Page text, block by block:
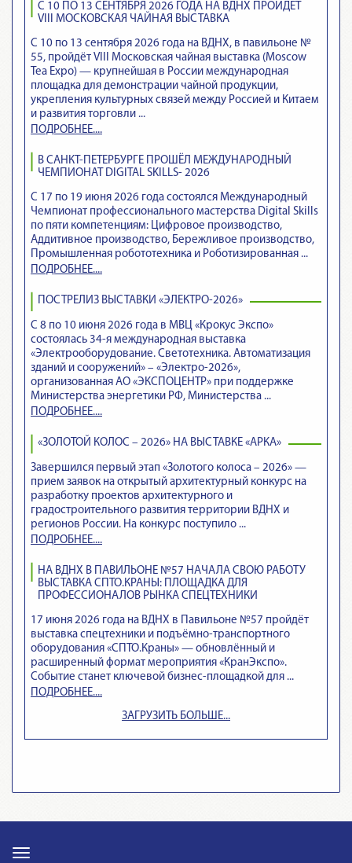
С 10 ПО 13 СЕНТЯБРЯ 2026 ГОДА НА ВДНХ ПРОЙДЁТ
VIII МОСКОВСКАЯ ЧАЙНАЯ ВЫСТАВКА
С 10 по 13 сентября 2026 года на ВДНХ, в павильоне №
55, пройдёт VIII Московская чайная выставка (Moscow
Tea Expo) — крупнейшая в России международная
площадка для демонстрации чайной продукции,
укрепления культурных связей между Россией и Китаем
и развития торговли ...
ПОДРОБНЕЕ....
В САНКТ-ПЕТЕРБУРГЕ ПРОШЁЛ МЕЖДУНАРОДНЫЙ
ЧЕМПИОНАТ DIGITAL SKILLS- 2026
С 17 по 19 июня 2026 года состоялся Международный
Чемпионат профессионального мастерства Digital Skills
по пяти компетенциям: Цифровое производство,
Аддитивное производство, Бережливое производство,
Промышленная робототехника и Роботизированная ...
ПОДРОБНЕЕ....
ПОСТРЕЛИЗ ВЫСТАВКИ «ЭЛЕКТРО-2026»
С 8 по 10 июня 2026 года в МВЦ «Крокус Экспо»
состоялась 34-я международная выставка
«Электрооборудование. Светотехника. Автоматизация
зданий и сооружений» – «Электро-2026»,
организованная АО «ЭКСПОЦЕНТР» при поддержке
Министерства энергетики РФ, Министерства ...
ПОДРОБНЕЕ....
«ЗОЛОТОЙ КОЛОС – 2026» НА ВЫСТАВКЕ «АРКА»
Завершился первый этап «Золотого колоса – 2026» —
прием заявок на открытый архитектурный конкурс на
разработку проектов архитектурного и
градостроительного развития территории ВДНХ и
регионов России. На конкурс поступило ...
ПОДРОБНЕЕ....
НА ВДНХ В ПАВИЛЬОНЕ №57 НАЧАЛА СВОЮ РАБОТУ
ВЫСТАВКА СПТО.КРАНЫ: ПЛОЩАДКА ДЛЯ
ПРОФЕССИОНАЛОВ РЫНКА СПЕЦТЕХНИКИ
17 июня 2026 года на ВДНХ в Павильоне №57 пройдёт
выставка спецтехники и подъёмно‑транспортного
оборудования «СПТО.Краны» — обновлённый и
расширенный формат мероприятия «КранЭкспо».
Событие станет ключевой бизнес‑площадкой для ...
ПОДРОБНЕЕ....
ЗАГРУЗИТЬ БОЛЬШЕ...